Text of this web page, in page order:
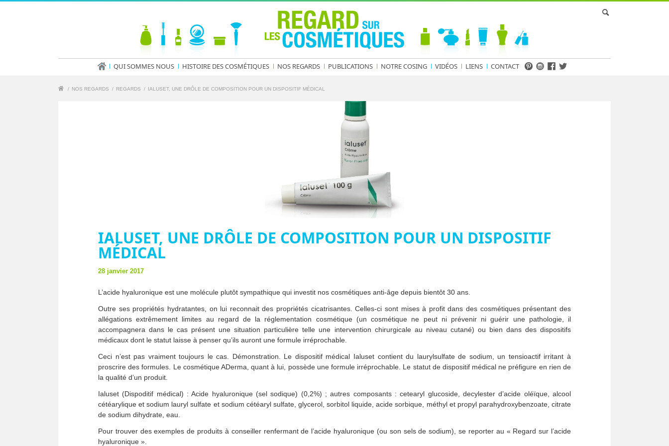
QUI SOMMES NOUS HISTOIRE DES COSMÉTIQUES NOS REGARDS PUBLICATIONS NOTRE COSING VIDÉOS LIENS CONTACT
/ NOS REGARDS / REGARDS / IALUSET, UNE DRÔLE DE COMPOSITION POUR UN DISPOSITIF MÉDICAL
IALUSET, UNE DRÔLE DE COMPOSITION POUR UN DISPOSITIF
MÉDICAL
28 janvier 2017
L’acide hyaluronique est une molécule plutôt sympathique qui investit nos cosmétiques anti-âge depuis bientôt 30 ans.
Outre ses propriétés hydratantes, on lui reconnait des propriétés cicatrisantes. Celles-ci sont mises à profit dans des cosmétiques présentant des
allégations extrêmement limites au regard de la réglementation cosmétique (un cosmétique ne peut ni prévenir ni guérir une pathologie, il
accompagnera dans le cas présent une situation particulière telle une intervention chirurgicale au niveau cutané) ou bien dans des dispositifs
médicaux dont le statut laisse à penser qu’ils auront une formule irréprochable.
Ceci n’est pas vraiment toujours le cas. Démonstration. Le dispositif médical Ialuset contient du laurylsulfate de sodium, un tensioactif irritant à
proscrire des formules. Le cosmétique ADerma, quant à lui, possède une formule irréprochable. Le statut de dispositif médical ne préfigure en rien de
la qualité d’un produit.
Ialuset (Dispoditif médical) : Acide hyaluronique (sel sodique) (0,2%) ; autres composants : cetearyl glucoside, decylester d’acide oléïque, alcool
cétéarylique et sodium lauryl sulfate et sodium cétéaryl sulfate, glycerol, sorbitol liquide, acide sorbique, méthyl et propyl parahydroxybenzoate, citrate
de sodium dihydrate, eau.
Pour trouver des exemples de produits à conseiller renfermant de l’acide hyaluronique (ou son sels de sodium), se reporter au « Regard sur l’acide
hyaluronique ».